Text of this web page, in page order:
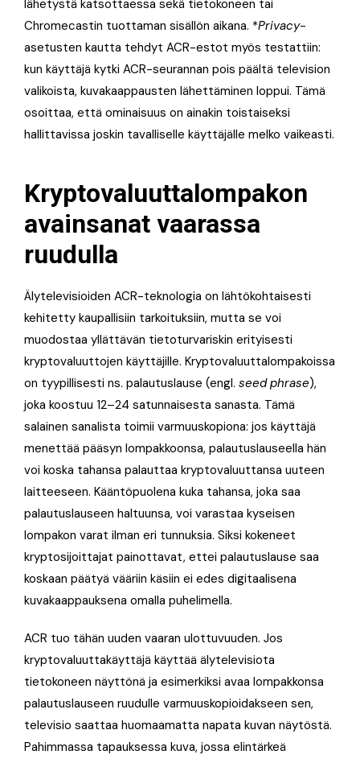
lähetystä katsottaessa sekä tietokoneen tai
Chromecastin tuottaman sisällön aikana. *Privacy-
asetusten kautta tehdyt ACR-estot myös testattiin:
kun käyttäjä kytki ACR-seurannan pois päältä television
valikoista, kuvakaappausten lähettäminen loppui. Tämä
osoittaa, että ominaisuus on ainakin toistaiseksi
hallittavissa joskin tavalliselle käyttäjälle melko vaikeasti.
Kryptovaluuttalompakon
avainsanat vaarassa
ruudulla
Älytelevisioiden ACR-teknologia on lähtökohtaisesti
kehitetty kaupallisiin tarkoituksiin, mutta se voi
muodostaa yllättävän tietoturvariskin erityisesti
kryptovaluuttojen käyttäjille. Kryptovaluuttalompakoissa
on tyypillisesti ns. palautuslause (engl. seed phrase),
joka koostuu 12–24 satunnaisesta sanasta. Tämä
salainen sanalista toimii varmuuskopiona: jos käyttäjä
menettää pääsyn lompakkoonsa, palautuslauseella hän
voi koska tahansa palauttaa kryptovaluuttansa uuteen
laitteeseen. Kääntöpuolena kuka tahansa, joka saa
palautuslauseen haltuunsa, voi varastaa kyseisen
lompakon varat ilman eri tunnuksia. Siksi kokeneet
kryptosijoittajat painottavat, ettei palautuslause saa
koskaan päätyä vääriin käsiin ei edes digitaalisena
kuvakaappauksena omalla puhelimella.
ACR tuo tähän uuden vaaran ulottuvuuden. Jos
kryptovaluuttakäyttäjä käyttää älytelevisiota
tietokoneen näyttönä ja esimerkiksi avaa lompakkonsa
palautuslauseen ruudulle varmuuskopioidakseen sen,
televisio saattaa huomaamatta napata kuvan näytöstä.
Pahimmassa tapauksessa kuva, jossa elintärkeä